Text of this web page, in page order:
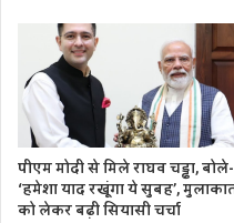
पीएम मोदी से मिले राघव चड्ढा, बोले-
‘हमेशा याद रखूंगा ये सुबह’,
को लेकर बढ़ी सियासी चर्चा